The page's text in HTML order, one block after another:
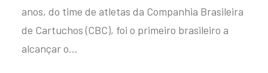
anos, do time de atletas da Companhia Brasileira
de Cartuchos (CBC), foi o primeiro brasileiro a
alcançar o…